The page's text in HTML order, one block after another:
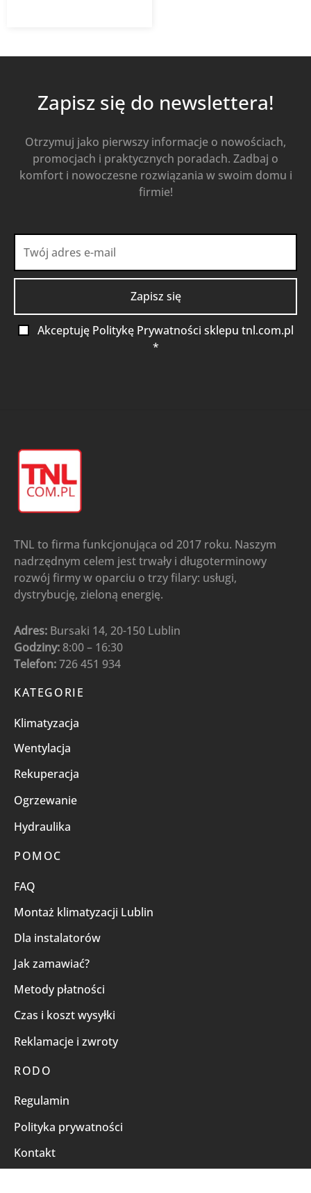
Zapisz się do newslettera!
Otrzymuj jako pierwszy informacje o nowościach,
promocjach i praktycznych poradach. Zadbaj o
komfort i nowoczesne rozwiązania w swoim domu i
firmie!
Akceptuję Politykę Prywatności sklepu tnl.com.pl
*
TNL to firma funkcjonująca od 2017 roku. Naszym
nadrzędnym celem jest trwały i długoterminowy
rozwój firmy w oparciu o trzy filary: usługi,
dystrybucję, zieloną energię.
Adres: Bursaki 14, 20-150 Lublin
Godziny: 8:00 – 16:30
Telefon:726 451 934
KATEGORIE
Klimatyzacja
Wentylacja
Rekuperacja
Ogrzewanie
Hydraulika
POMOC
FAQ
Montaż klimatyzacji Lublin
Dla instalatorów
Jak zamawiać?
Metody płatności
Czas i koszt wysyłki
Reklamacje i zwroty
RODO
Regulamin
Polityka prywatności
Kontakt